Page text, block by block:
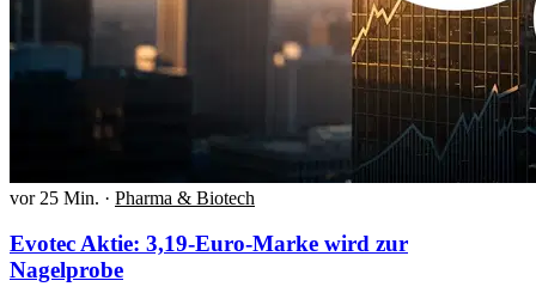
vor 25 Min. · Pharma & Biotech
Evotec Aktie: 3,19-Euro-Marke wird zur
Nagelprobe